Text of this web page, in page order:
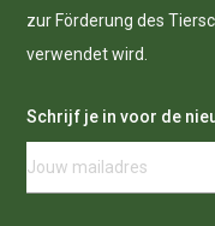
zur Förderung des
verwendet wird.
Schrijf je in voor de